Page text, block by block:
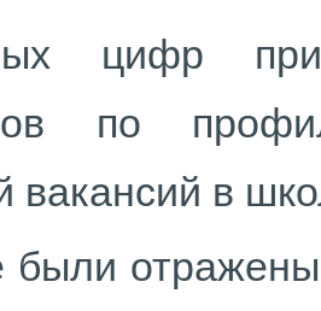
цифр
по
вакансий в
были